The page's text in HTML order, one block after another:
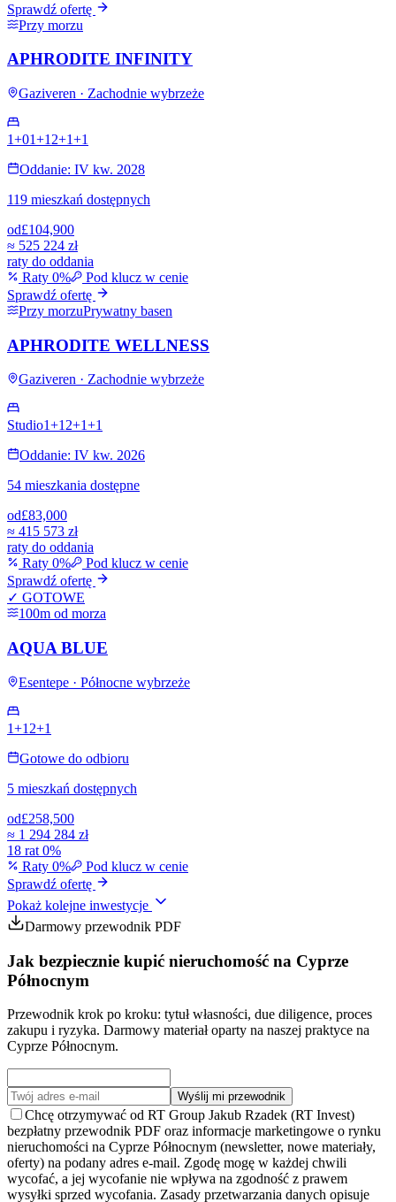
Sprawdź ofertę
Przy morzu
APHRODITE INFINITY
Gaziveren · Zachodnie wybrzeże
1+01+1 2+1+1
Oddanie: IV kw. 2028
119 mieszkań dostępnych
od£104,900
≈ 525 224 zł
raty do oddania
Raty 0%
Pod klucz w cenie
Sprawdź ofertę
Przy morzuPrywatny basen
APHRODITE WELLNESS
Gaziveren · Zachodnie wybrzeże
Studio1+12+1+1
Oddanie: IV kw. 2026
54 mieszkania dostępne
od£83,000
≈ 415 573 zł
raty do oddania
Raty 0%
Pod klucz w cenie
Sprawdź ofertę
✓ GOTOWE
100m od morza
AQUA BLUE
Esentepe · Północne wybrzeże
1+1 2+1
Gotowe do odbioru
5 mieszkań dostępnych
od£258,500
≈ 1 294 284 zł
18 rat 0%
Raty 0%
Pod klucz w cenie
Sprawdź ofertę
Pokaż kolejne inwestycje
Darmowy przewodnik PDF
Jak bezpiecznie kupić nieruchomość na Cyprze
Północnym
Przewodnik krok po kroku: tytuł własności, due diligence, proces
zakupu i ryzyka. Darmowy materiał oparty na naszej praktyce na
Cyprze Północnym.
Wyślij mi przewodnik
Chcę otrzymywać od RT Group Jakub Rzadek (RT Invest)
bezpłatny przewodnik PDF oraz informacje marketingowe o rynku
nieruchomości na Cyprze Północnym (newsletter, nowe materiały,
oferty) na podany adres e-mail. Zgodę mogę w każdej chwili
wycofać, a jej wycofanie nie wpływa na zgodność z prawem
wysyłki sprzed wycofania. Zasady przetwarzania danych opisuje